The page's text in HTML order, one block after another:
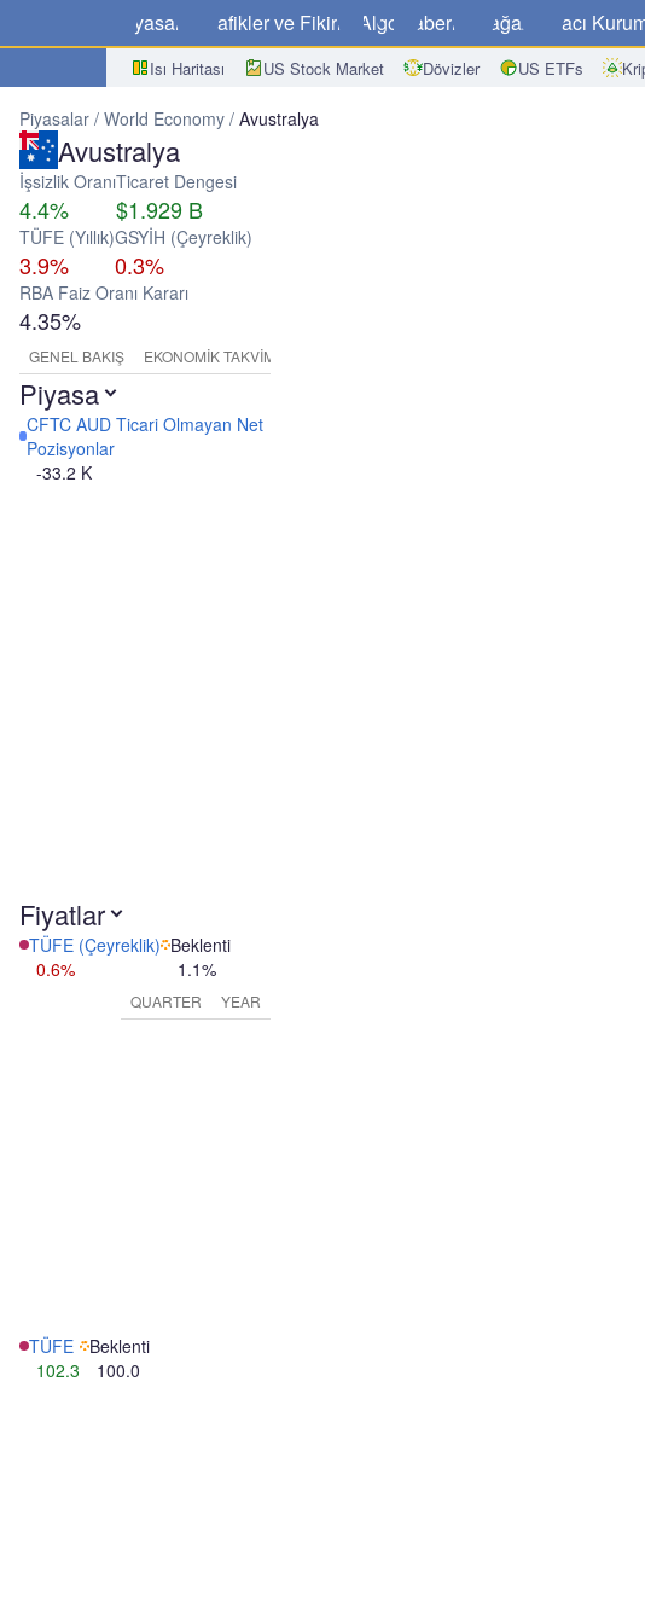
Piyasalar Grafikler ve Fikirler Algo Haberler Mağaza Aracı
Isı Haritası US Stock Market Dövizler US ETFs
Piyasalar World Economy Avustralya
Avustralya
İşsizlik Oranı
4.4%
Ticaret Dengesi
$1.929 B
TÜFE (Yıllık)
3.9%
GSYİH (Çeyreklik)
0.3%
RBA Faiz Oranı Kararı
4.35%
GENEL BAKIŞ EKONOMIK TAKVIM
Piyasa
CFTC AUD Ticari Olmayan Net
Pozisyonlar
-33.2 K
Fiyatlar
TÜFE (Çeyreklik)
0.6%
Beklenti
1.1%
QUARTER YEAR
TÜFE
102.3
Beklenti
100.0